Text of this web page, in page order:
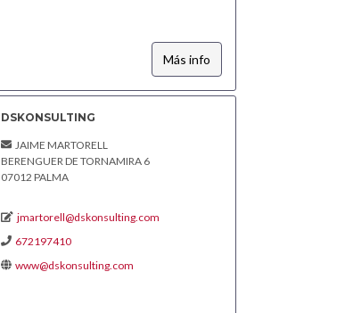
Más info
DSKONSULTING
JAIME MARTORELL
BERENGUER DE TORNAMIRA 6
07012 PALMA
jmartorell@dskonsulting.com
672197410
www@dskonsulting.com